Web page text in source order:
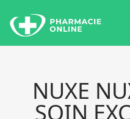
NUXE
SOIN